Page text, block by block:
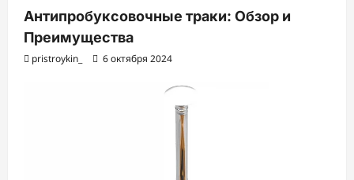
Антипробуксовочные траки: Обзор и
Преимущества
pristroykin_ 6 октября 2024